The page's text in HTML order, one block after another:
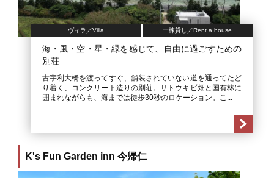
ヴィラ／Villa 一棟貸し／Rent a house
海・風・空・星・緑を感じて、自由に過ごすための
別荘
古宇利大橋を渡ってすぐ、舗装されていない道を通ってたど
り着く、コンクリート造りの別荘。サトウキビ畑と国有林に
囲まれながらも、海までは徒歩30秒のロケーション。こ...
K's Fun Garden inn 今帰仁